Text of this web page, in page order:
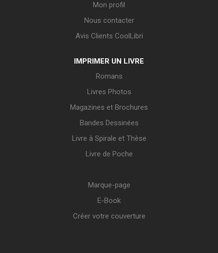
Mon profil
Nous contacter
Avis Clients CoolLibri
IMPRIMER UN LIVRE
Romans
Livres Photos
Magazines et Brochures
Bandes Dessinées
Livre à Spirale et Thèse
Livre de Poche
Marque-page
E-Book
Créer votre couverture